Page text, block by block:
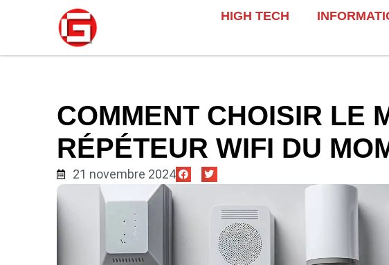
HIGH TECH
COMMENT CHOISIR LE
RÉPÉTEUR WIFI DU
21 novembre 2024